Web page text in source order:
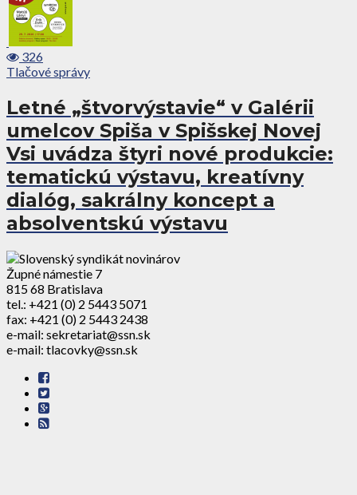
326
Tlačové správy
Letné „štvorvýstavie“ v Galérii
umelcov Spiša v Spišskej Novej
Vsi uvádza štyri nové produkcie:
tematickú výstavu, kreatívny
dialóg, sakrálny koncept a
absolventskú výstavu
Župné námestie 7
815 68 Bratislava
tel.: +421 (0) 2 5443 5071
fax: +421 (0) 2 5443 2438
e-mail: sekretariat@ssn.sk
e-mail: tlacovky@ssn.sk